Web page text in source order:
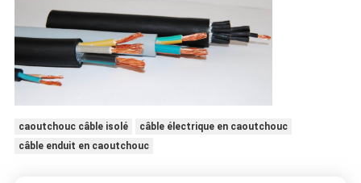
caoutchouc câble isolé
câble électrique en caoutchouc
câble enduit en caoutchouc